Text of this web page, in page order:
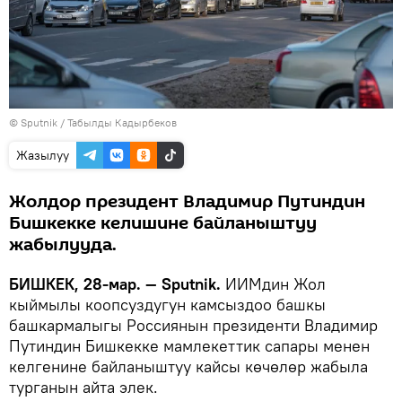
© Sputnik / Табылды Кадырбеков
Жазылуу
Жолдор президент Владимир Путиндин
Бишкекке келишине байланыштуу
жабылууда.
БИШКЕК, 28-мар. — Sputnik. ИИМдин Жол
кыймылы коопсуздугун камсыздоо башкы
башкармалыгы Россиянын президенти Владимир
Путиндин Бишкекке мамлекеттик сапары менен
келгенине байланыштуу кайсы көчөлөр жабыла
турганын айта элек.